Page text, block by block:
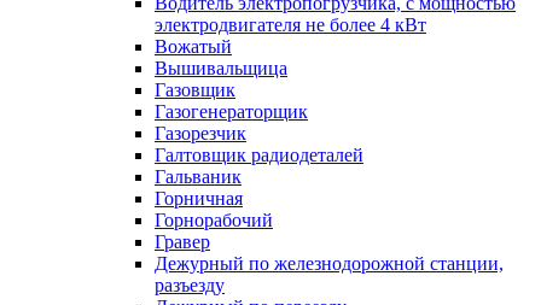
электродвигателя не более 4 кВт
Вожатый
Вышивальщица
Газовщик
Газогенераторщик
Газорезчик
Галтовщик радиодеталей
Гальваник
Горничная
Горнорабочий
Гравер
Дежурный по железнодорожной станции,
разъезду